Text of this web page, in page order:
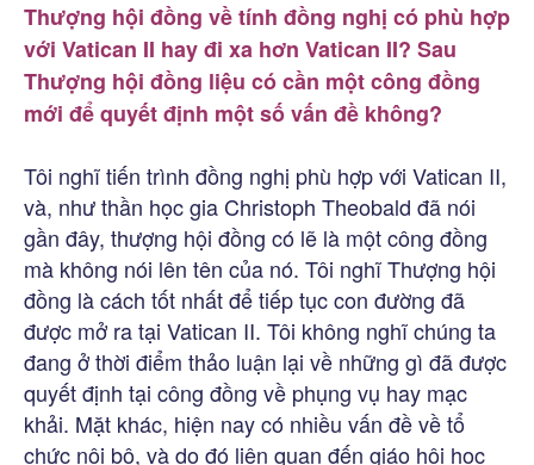
Thượng hội đồng về tính đồng nghị có phù hợp
với Vatican II hay đi xa hơn Vatican II? Sau
Thượng hội đồng liệu có cần một công đồng
mới để quyết định một số vấn đề không?
Tôi nghĩ tiến trình đồng nghị phù hợp với Vatican II,
và, như thần học gia Christoph Theobald đã nói
gần đây, thượng hội đồng có lẽ là một công đồng
mà không nói lên tên của nó. Tôi nghĩ Thượng hội
đồng là cách tốt nhất để tiếp tục con đường đã
được mở ra tại Vatican II. Tôi không nghĩ chúng ta
đang ở thời điểm thảo luận lại về những gì đã được
quyết định tại công đồng về phụng vụ hay mạc
khải. Mặt khác, hiện nay có nhiều vấn đề về tổ
chức nội bộ, và do đó liên quan đến giáo hội học